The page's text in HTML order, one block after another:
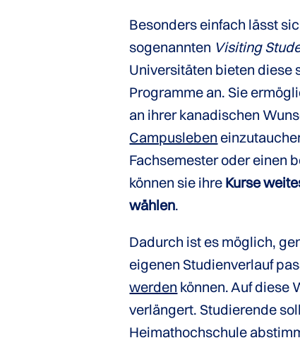
Besonders einfach lässt
sogenannten Visiting
Universitäten bieten diese
Programme an. Sie
an ihrer kanadischen
Campusleben
Fachsemester oder einen
können sie ihre Kurse
wählen.
Dadurch ist es möglich,
eigenen Studienverlauf
werden können. Auf diese
verlängert. Studierende
Heimathochschule